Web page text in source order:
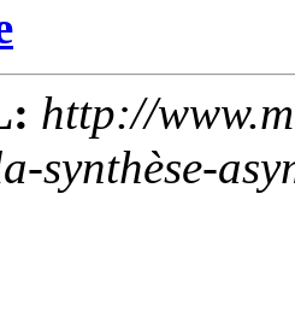
http://
synthèse-